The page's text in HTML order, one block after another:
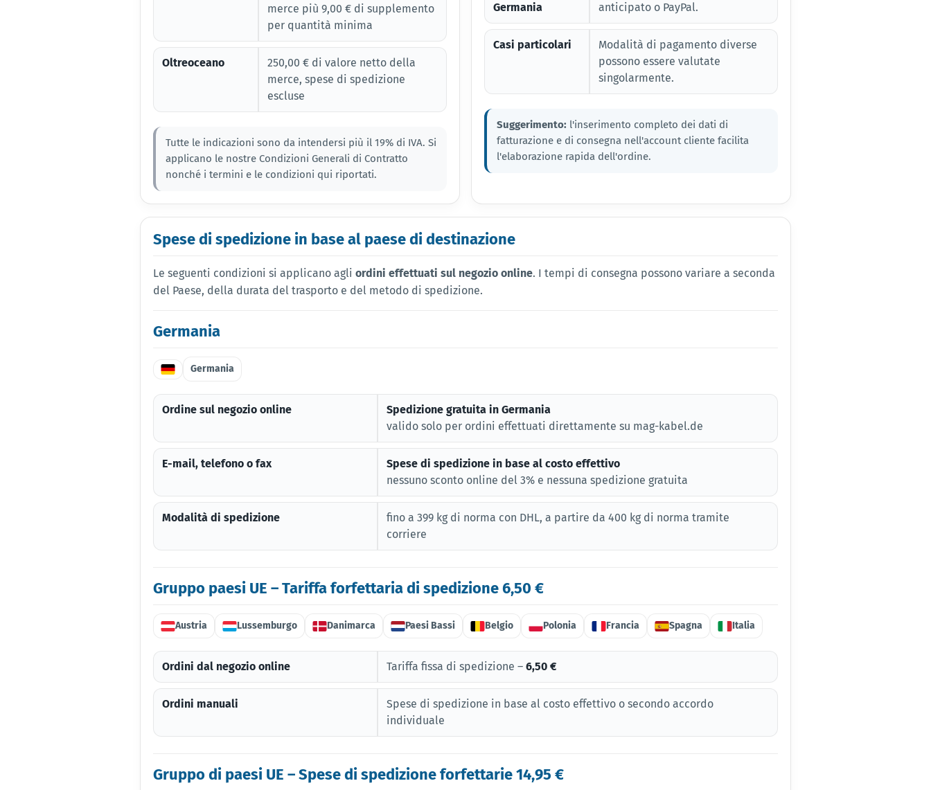
merce più 9,00 € di supplemento
per quantità minima
Oltreoceano
250,00 € di valore netto della
merce, spese di spedizione
escluse
Tutte le indicazioni sono da intendersi più il 19% di IVA. Si
applicano le nostre Condizioni Generali di Contratto
nonché i termini e le condizioni qui riportati.
Germania
anticipato o PayPal.
Casi particolari
Modalità di pagamento diverse
possono essere valutate
singolarmente.
Suggerimento: l'inserimento completo dei dati di
fatturazione e di consegna nell'account cliente facilita
l'elaborazione rapida dell'ordine.
Spese di spedizione in base al paese di destinazione
Le seguenti condizioni si applicano agli ordini effettuati sul negozio online. I tempi di consegna possono variare a seconda
del Paese, della durata del trasporto e del metodo di spedizione.
Germania
Germania
Ordine sul negozio online
Spedizione gratuita in Germania
valido solo per ordini effettuati direttamente su mag-kabel.de
E-mail, telefono o fax
Spese di spedizione in base al costo effettivo
nessuno sconto online del 3% e nessuna spedizione gratuita
Modalità di spedizione
fino a 399 kg di norma con DHL, a partire da 400 kg di norma tramite
corriere
Gruppo paesi UE – Tariffa forfettaria di spedizione 6,50 €
Austria Lussemburgo Danimarca Paesi Bassi Belgio Polonia Francia Spagna Italia
Ordini dal negozio online Tariffa fissa di spedizione – 6,50 €
Ordini manuali
Spese di spedizione in base al costo effettivo o secondo accordo
individuale
Gruppo di paesi UE – Spese di spedizione forfettarie 14,95 €